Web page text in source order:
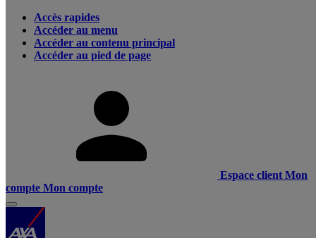
Accès rapides
Accéder au menu
Accéder au contenu principal
Accéder au pied de page
Espace client Mon
compte Mon compte